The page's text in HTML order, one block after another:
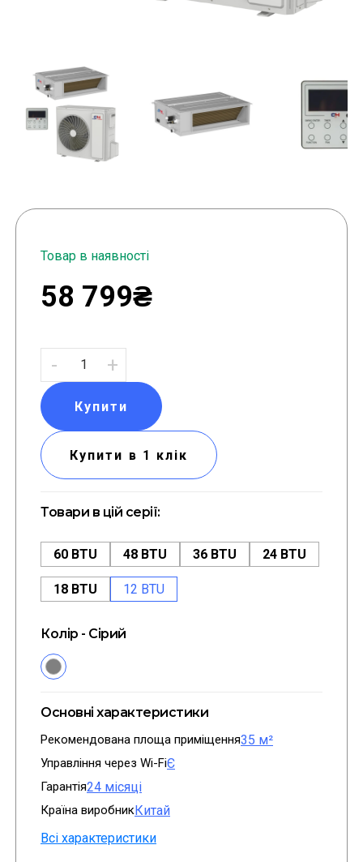
Товар в наявності
58 799₴
- +
Купити
Купити в 1 клік
Товари в цій серії:
60 BTU 48 BTU 36 BTU 24 BTU
18 BTU 12 BTU
Колір - Сірий
Основні характеристики
Рекомендована площа приміщення35 м²
Управління через Wi-FiЄ
Гарантія24 місяці
Країна виробникКитай
Всі характеристики